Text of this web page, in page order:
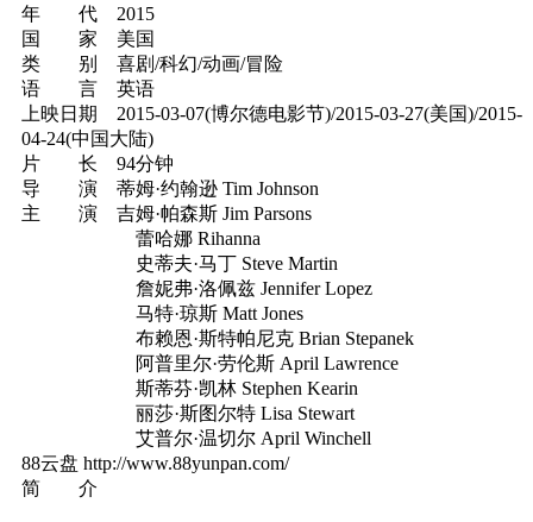
年 代 2015
国 家 美国
类 别 喜剧/科幻/动画/冒险
语 言 英语
上映日期 2015-03-07(博尔德电影节)/2015-03-27(美国)/2015-
04-24(中国大陆)
片 长 94分钟
导 演 蒂姆·约翰逊 Tim Johnson
主 演 吉姆·帕森斯 Jim Parsons
蕾哈娜 Rihanna
史蒂夫·马丁 Steve Martin
詹妮弗·洛佩兹 Jennifer Lopez
马特·琼斯 Matt Jones
布赖恩·斯特帕尼克 Brian Stepanek
阿普里尔·劳伦斯 April Lawrence
斯蒂芬·凯林 Stephen Kearin
丽莎·斯图尔特 Lisa Stewart
艾普尔·温切尔 April Winchell
88云盘 http://www.88yunpan.com/
简 介